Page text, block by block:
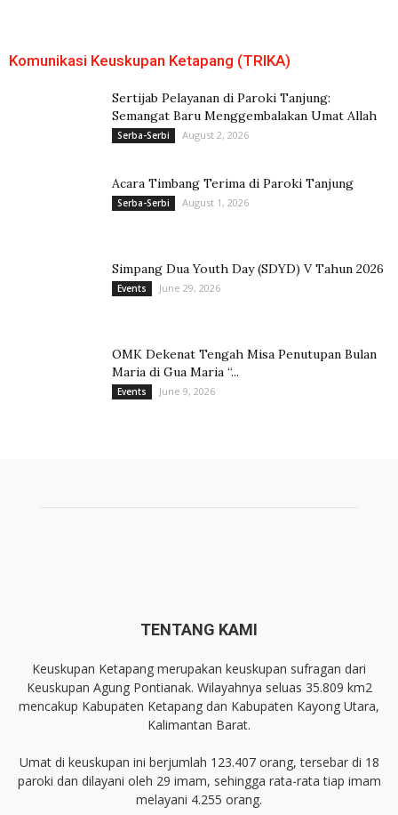
Komunikasi Keuskupan Ketapang (TRIKA)
Sertijab Pelayanan di Paroki Tanjung:
Semangat Baru Menggembalakan Umat Allah
Serba-Serbi August 2, 2026
Acara Timbang Terima di Paroki Tanjung
Serba-Serbi August 1, 2026
Simpang Dua Youth Day (SDYD) V Tahun 2026
Events June 29, 2026
OMK Dekenat Tengah Misa Penutupan Bulan
Maria di Gua Maria “...
Events June 9, 2026
TENTANG KAMI
Keuskupan Ketapang merupakan keuskupan sufragan dari
Keuskupan Agung Pontianak. Wilayahnya seluas 35.809 km2
mencakup Kabupaten Ketapang dan Kabupaten Kayong Utara,
Kalimantan Barat.
Umat di keuskupan ini berjumlah 123.407 orang, tersebar di 18
paroki dan dilayani oleh 29 imam, sehingga rata-rata tiap imam
melayani 4.255 orang.